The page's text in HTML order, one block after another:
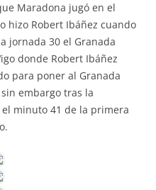
Maradona jugó en el
hizo Robert Ibáñez cuando
jornada 30 el Granada
donde Robert Ibáñez
para poner al Granada
sin embargo tras la
minuto 41 de la primera